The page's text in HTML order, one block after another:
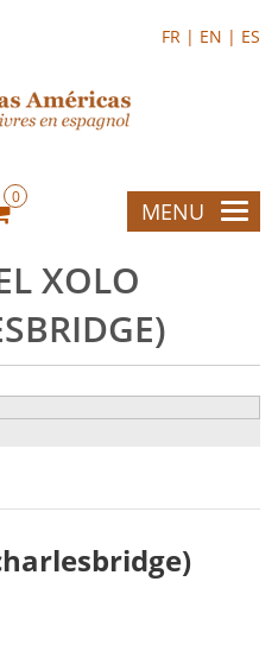
FR | EN | ES
0
MENU
XOLO